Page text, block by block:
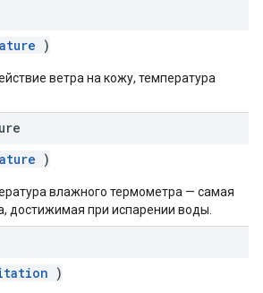
)
ветра на кожу, температура
)
влажного термометра — самая
достижимая при испарении воды.
)